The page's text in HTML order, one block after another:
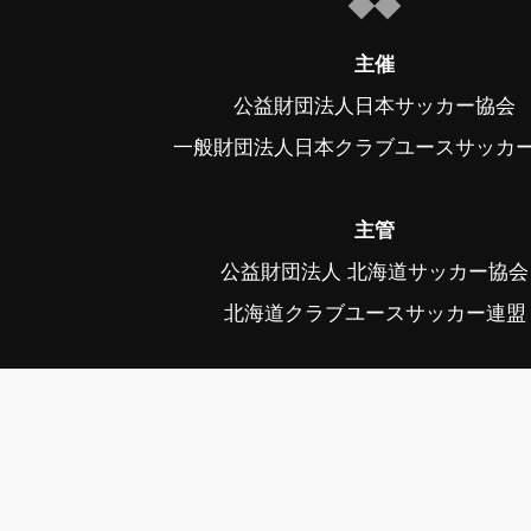
主催
公益財団法人日本サッカー協会
一般財団法人日本クラブユースサッカ
主管
公益財団法人 北海道サッカー協会
北海道クラブユースサッカー連盟